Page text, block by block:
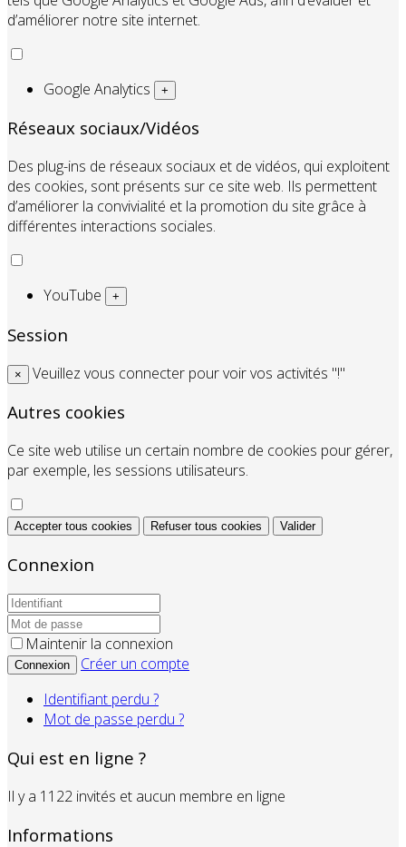
d’améliorer notre site internet.
Google Analytics +
Réseaux sociaux/Vidéos
Des plug-ins de réseaux sociaux et de vidéos, qui exploitent
des cookies, sont présents sur ce site web. Ils permettent
d’améliorer la convivialité et la promotion du site grâce à
différentes interactions sociales.
YouTube +
Session
× Veuillez vous connecter pour voir vos activités "!"
Autres cookies
Ce site web utilise un certain nombre de cookies pour gérer,
par exemple, les sessions utilisateurs.
Accepter tous cookies Refuser tous cookies Valider
Connexion
Maintenir la connexion
Connexion
Créer un compte
Identifiant perdu ?
Mot de passe perdu ?
Qui est en ligne ?
Il y a 1122 invités et aucun membre en ligne
Informations